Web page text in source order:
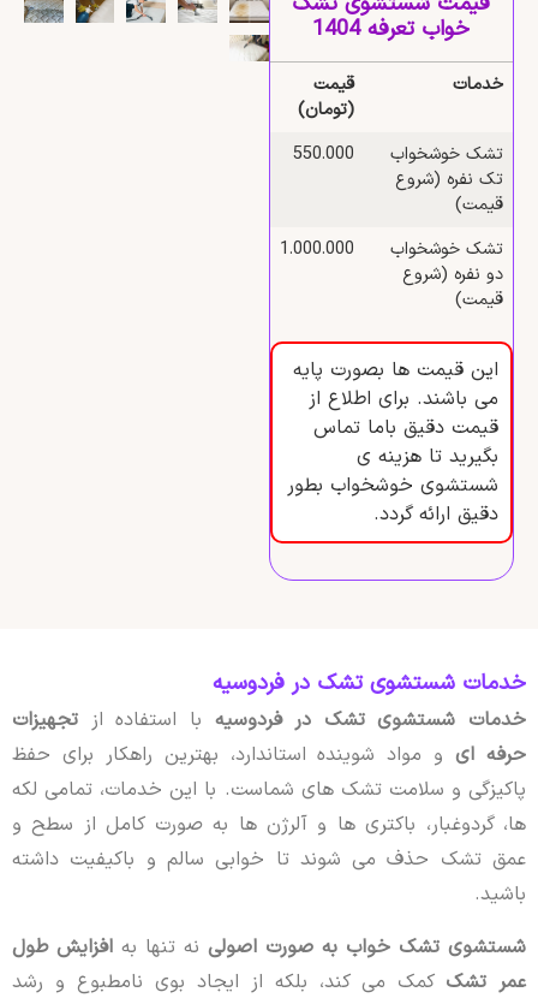
خواب تعرفه 1404
خدمات
قیمت
(تومان)
تشک خوشخواب
تک نفره (شروع
قیمت)
550.000
تشک خوشخواب
دو نفره (شروع
قیمت)
1.000.000
این قیمت ها بصورت پایه
می باشند. برای اطلاع از
قیمت دقیق باما تماس
بگیرید تا هزینه ی
شستشوی خوشخواب بطور
دقیق ارائه گردد.
خدمات شستشوی تشک در فردوسیه
خدمات شستشوی تشک در فردوسیهبا استفاده از تجهیزات
حرفه ایو مواد شوینده استاندارد، بهترین راهکار برای حفظ
پاکیزگی و سلامت تشک های شماست. با این خدمات، تمامی لکه
ها، گردوغبار، باکتری ها و آلرژن ها به صورت کامل از سطح و
عمق تشک حذف می شوند تا خوابی سالم و باکیفیت داشته
باشید.
شستشوی تشک خواب به صورت اصولینه تنها به افزایش طول
عمر تشککمک می کند، بلکه از ایجاد بوی نامطبوع و رشد